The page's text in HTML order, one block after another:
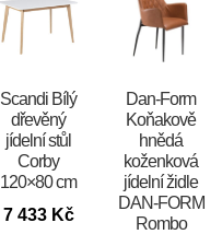
Scandi Bílý
dřevěný
jídelní stůl
Corby
120×80 cm
7 433 Kč
​​​​​Dan-Form
Koňakově
hnědá
koženková
jídelní židle
DAN-FORM
Rombo